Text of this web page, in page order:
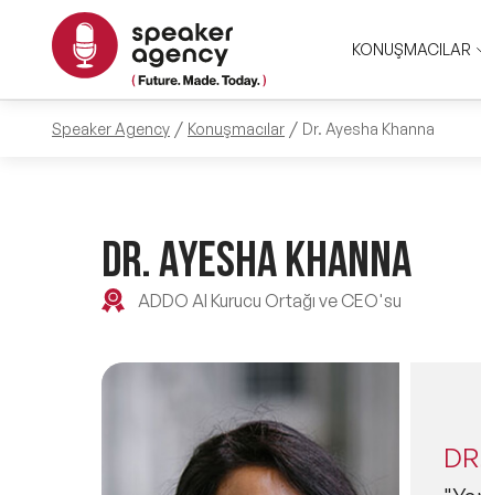
KONUŞMACILAR
Speaker Agency Konuşmacılar Dr. Ayesha Khanna
DR. AYESHA KHANNA
ADDO AI Kurucu Ortağı ve CEO'su